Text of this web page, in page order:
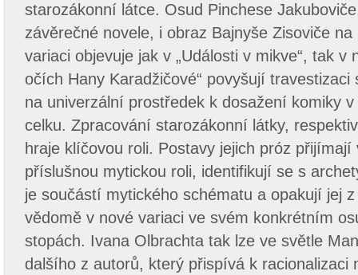
starozákonní látce. Osud Pinchese
závěrečné novele, i obraz Bajnyše Zisoviče
variaci objevuje jak v „Události v mikve“, tak v
očích Hany Karadžičové“ povyšují
na univerzální prostředek k dosažení komiky
celku. Zpracování starozákonní látky,
hraje klíčovou roli. Postavy jejich próz
příslušnou mytickou roli, identifikují se s
je součástí mytického schématu a opakují jej
vědomě v nové variaci ve svém konkrétním
stopách. Ivana Olbrachta tak lze ve světle
dalšího z autorů, který přispívá k racionalizaci